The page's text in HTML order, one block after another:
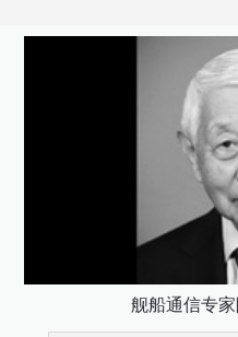
舰船通信专